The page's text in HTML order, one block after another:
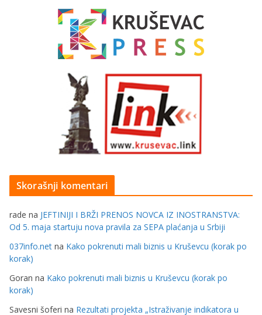
Skorašnji komentari
rade na JEFTINIJI I BRŽI PRENOS NOVCA IZ INOSTRANSTVA:
Od 5. maja startuju nova pravila za SEPA plaćanja u Srbiji
037info.net na Kako pokrenuti mali biznis u Kruševcu (korak po
korak)
Goran na Kako pokrenuti mali biznis u Kruševcu (korak po
korak)
Savesni šoferi na Rezultati projekta „Istraživanje indikatora u